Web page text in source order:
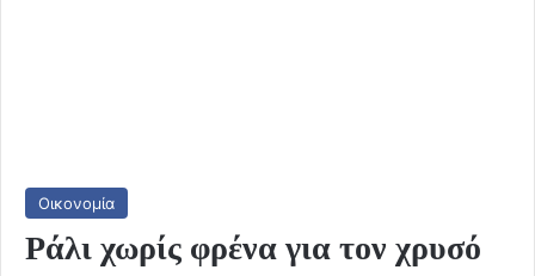
Οικονομία
Ράλι χωρίς φρένα για τον χρυσό